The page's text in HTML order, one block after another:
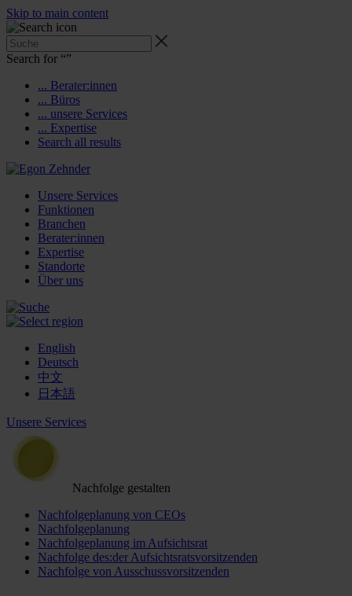
Skip to main content
Search for “”
... Berater:innen
... Büros
... unsere Services
... Expertise
Search all results
Unsere Services
Funktionen
Branchen
Berater:innen
Expertise
Standorte
Über uns
English
Deutsch
中文
日本語
Unsere Services
Nachfolge gestalten
Nachfolgeplanung von CEOs
Nachfolgeplanung
Nachfolgeplanung im Aufsichtsrat
Nachfolge des:der Aufsichtsratsvorsitzenden
Nachfolge von Ausschussvorsitzenden